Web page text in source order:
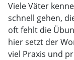
Viele Väter
schnell gehen,
oft fehlt die
hier setzt der
viel Praxis und